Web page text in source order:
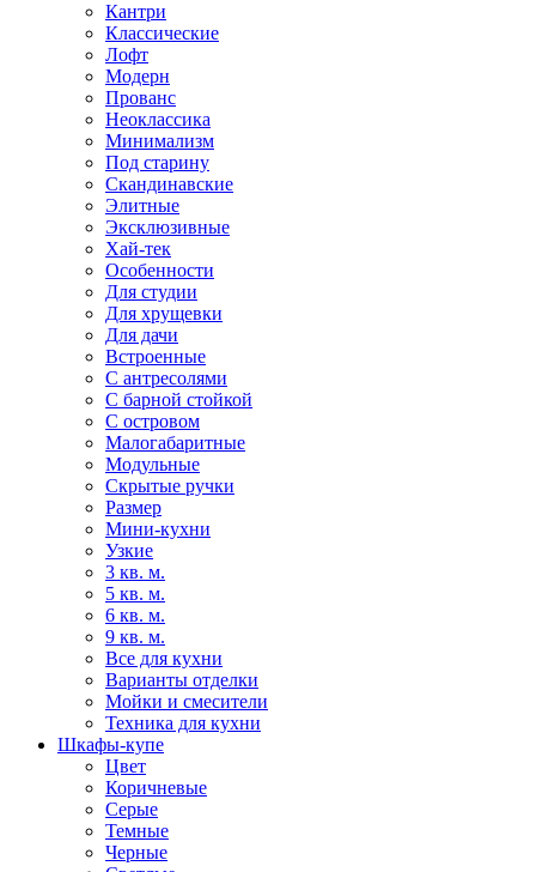
Кантри
Классические
Лофт
Модерн
Прованс
Неоклассика
Минимализм
Под старину
Скандинавские
Элитные
Эксклюзивные
Хай-тек
Особенности
Для студии
Для хрущевки
Для дачи
Встроенные
С антресолями
С барной стойкой
С островом
Малогабаритные
Модульные
Скрытые ручки
Размер
Мини-кухни
Узкие
3 кв. м.
5 кв. м.
6 кв. м.
9 кв. м.
Все для кухни
Варианты отделки
Мойки и смесители
Техника для кухни
Шкафы-купе
Цвет
Коричневые
Серые
Темные
Черные